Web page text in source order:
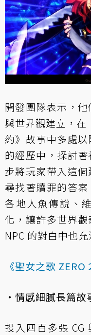
開發團隊表示，
與世界觀建立，在
約》故事中多處
的經歷中，探討
步將玩家帶入這個
尋找著贖罪的答
各地人魚傳說、
化，讓許多世界
NPC 的對白中也
《聖女之歌
・情感細膩長篇故
投入四百多張 CG